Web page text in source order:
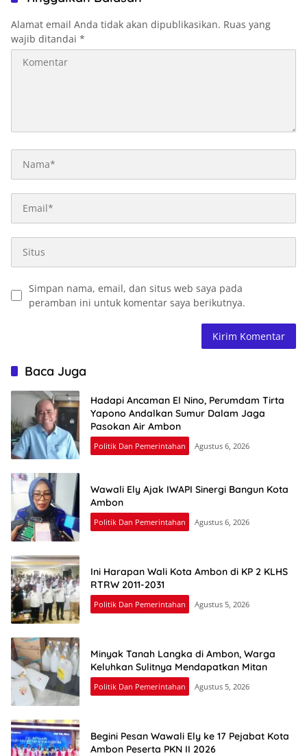
Alamat email Anda tidak akan dipublikasikan. Ruas yang
wajib ditandai *
Simpan nama, email, dan situs web saya pada
peramban ini untuk komentar saya berikutnya.
Baca Juga
Hadapi Ancaman El Nino, Perumdam Tirta
Yapono Andalkan Sumur Dalam Jaga
Pasokan Air Ambon
Politik Dan Pemerintahan Agustus 6, 2026
Wawali Ely Ajak IWAPI Sinergi Bangun Kota
Ambon
Politik Dan Pemerintahan Agustus 6, 2026
Ini Harapan Wali Kota Ambon di KP 2 KLHS
RTRW 2011-2031
Politik Dan Pemerintahan Agustus 5, 2026
Minyak Tanah Langka di Ambon, Warga
Keluhkan Sulitnya Mendapatkan Mitan
Politik Dan Pemerintahan Agustus 5, 2026
Begini Pesan Wawali Ely ke 17 Pejabat Kota
Ambon Peserta PKN II 2026